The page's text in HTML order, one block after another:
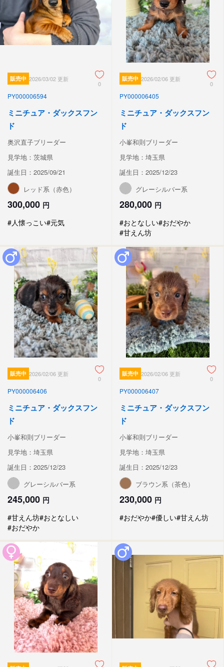
販売中 2026/03/02 更新
0
PY000006594
ミニチュア・ダックスフン
ド
奥沢直子ブリーダー
見学地：茨城県
誕生日：2025/09/21
レッド系（赤色）
300,000 円
#人懐っこい#元気
販売中 2026/02/06 更新
0
PY000006405
ミニチュア・ダックスフン
ド
小峯和則ブリーダー
見学地：埼玉県
誕生日：2025/12/23
グレーシルバー系
280,000 円
#おとなしい#おだやか
#甘えん坊
販売中 2026/02/06 更新
0
PY000006406
ミニチュア・ダックスフン
ド
小峯和則ブリーダー
見学地：埼玉県
誕生日：2025/12/23
グレーシルバー系
245,000 円
#甘えん坊#おとなしい
#おだやか
販売中 2026/02/06 更新
0
PY000006407
ミニチュア・ダックスフン
ド
小峯和則ブリーダー
見学地：埼玉県
誕生日：2025/12/23
ブラウン系（茶色）
230,000 円
#おだやか#優しい#甘えん坊